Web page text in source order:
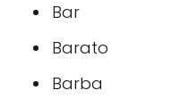
Bar
Barato
Barba